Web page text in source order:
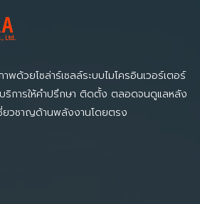
ด้วยโซล่าร์เซลล์ระบบไมโครอินเวอร์เตอร์
ริการให้คำปรึกษา ติดตั้ง ตลอดจนดูแลหลัง
ยวชาญด้านพลังงานโดยตรง